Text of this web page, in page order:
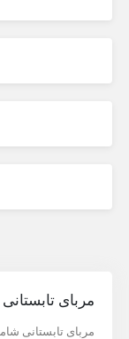
مربای تابستانی
مربای تابستانی